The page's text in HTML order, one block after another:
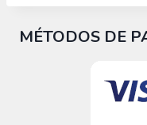
MÉTODOS DE